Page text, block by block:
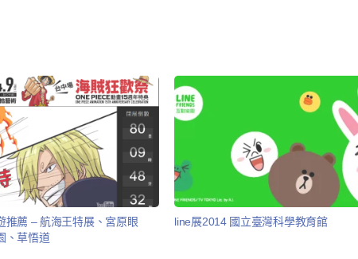
推薦 – 航海王特展、宮原眼
、草悟道
line展2014 國立臺灣科學教育館